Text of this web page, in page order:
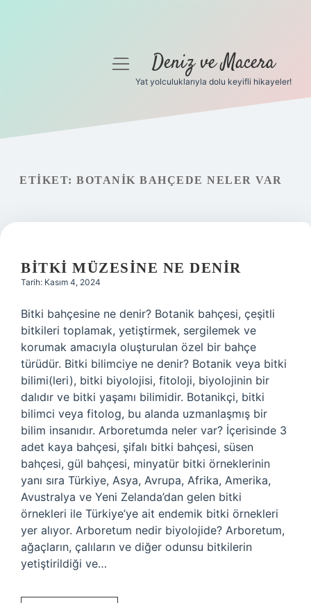
Gizlilik Politikası
menüyüDeniz ve Macera
Yat yolculuklarıyla dolu keyifli hikayeler!
ETIKET: BOTANIK BAHÇEDE NELER VAR
BITKI MÜZESINE NE DENIR
Tarih: Kasım 4, 2024
Bitki bahçesine ne denir? Botanik bahçesi, çeşitli
bitkileri toplamak, yetiştirmek, sergilemek ve
korumak amacıyla oluşturulan özel bir bahçe
türüdür. Bitki bilimciye ne denir? Botanik veya bitki
bilimi(leri), bitki biyolojisi, fitoloji, biyolojinin bir
dalıdır ve bitki yaşamı bilimidir. Botanikçi, bitki
bilimci veya fitolog, bu alanda uzmanlaşmış bir
bilim insanıdır. Arboretumda neler var? İçerisinde 3
adet kaya bahçesi, şifalı bitki bahçesi, süsen
bahçesi, gül bahçesi, minyatür bitki örneklerinin
yanı sıra Türkiye, Asya, Avrupa, Afrika, Amerika,
Avustralya ve Yeni Zelanda’dan gelen bitki
örnekleri ile Türkiye’ye ait endemik bitki örnekleri
yer alıyor. Arboretum nedir biyolojide? Arboretum,
ağaçların, çalıların ve diğer odunsu bitkilerin
yetiştirildiği ve…